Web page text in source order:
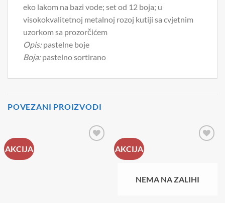
eko lakom na bazi vode; set od 12 boja; u
visokokvalitetnoj metalnoj rozoj kutiji sa cvjetnim
uzorkom sa prozorčićem
Opis:pastelne boje
Boja:pastelno sortirano
POVEZANI PROIZVODI
AKCIJA AKCIJA
NEMA NA ZALIHI